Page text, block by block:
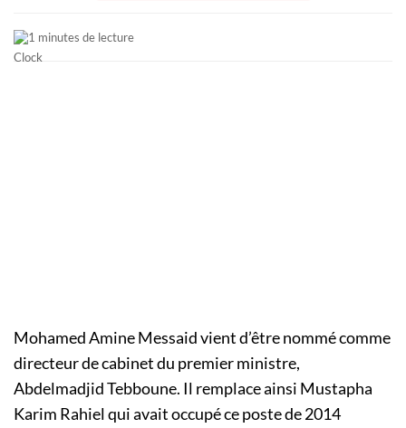
1 minutes de lecture
Mohamed Amine Messaid vient d’être nommé comme
directeur de cabinet du premier ministre,
Abdelmadjid Tebboune. Il remplace ainsi Mustapha
Karim Rahiel qui avait occupé ce poste de 2014